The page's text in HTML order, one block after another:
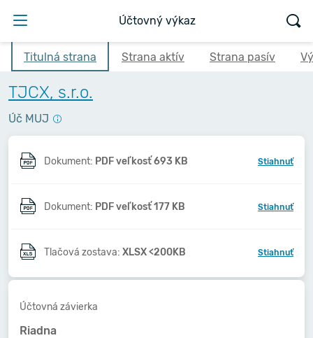
Účtovný výkaz
Titulná strana Strana aktív Strana pasív
TJCX, s.r.o.
Úč MUJ
Dokument: PDF veľkosť 693 KB Stiahnuť
Dokument: PDF veľkosť 177 KB Stiahnuť
Tlačová zostava: XLSX <200KB Stiahnuť
Účtovná závierka
Riadna